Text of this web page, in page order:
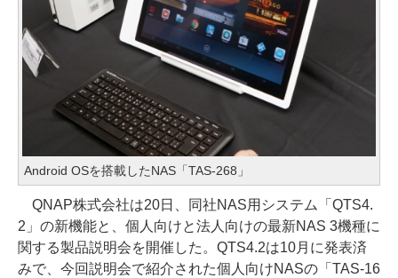
Android OSを搭載したNAS「TAS-268」
QNAP株式会社は20日、同社NAS用システム「QTS4.
2」の新機能と、個人向けと法人向けの最新NAS 3機種に
関する製品説明会を開催した。QTS4.2は10月に発表済
みで、今回説明会で紹介された個人向けNASの「TAS-16